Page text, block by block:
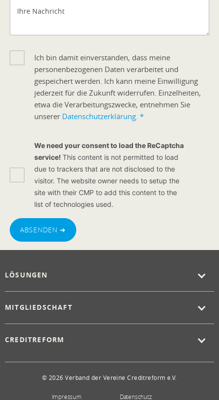
Ihre Nachricht
Ich bin damit einverstanden, dass meine
personenbezogenen Daten verarbeitet und
gespeichert werden. Ich kann meine Einwilligung
jederzeit für die Zukunft widerrufen. Einzelheiten,
etwa die Verarbeitungszwecke, entnehmen Sie
unserer Datenschutzerklärung. *
We need your consent to load the ReCaptcha
service! This content is not permitted to load
due to trackers that are not disclosed to the
visitor. The website owner needs to setup the
site with their CMP to add this content to the
list of technologies used.
ABSENDEN ➜
LÖSUNGEN
MITGLIEDSCHAFT
CREDITREFORM
© 2026 Verband der Vereine Creditreform e.V.
Impressum Datenschutz